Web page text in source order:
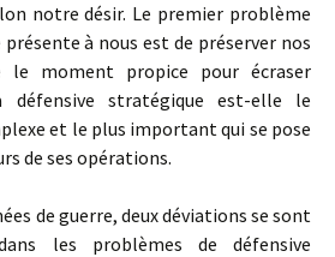
notre désir. Le premier problème
à nous est de préserver nos
le moment propice pour écraser
défensive stratégique est-elle le
et le plus important qui se pose
de ses opérations.
de guerre, deux déviations se sont
les problèmes de défensive